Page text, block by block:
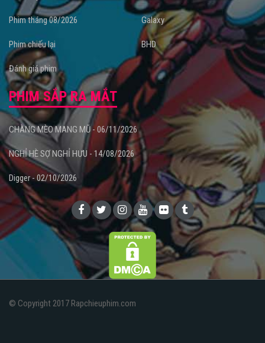
Phim tháng 08/2026
Phim chiếu lại
Đánh giá phim
Galaxy
BHD
PHIM SẮP RA MẮT
CHÀNG MÈO MANG MŨ - 06/11/2026
NGHỈ HÈ SỢ NGHỈ HƯU - 14/08/2026
Digger - 02/10/2026
© Copyright 2017 Rapchieuphim.com